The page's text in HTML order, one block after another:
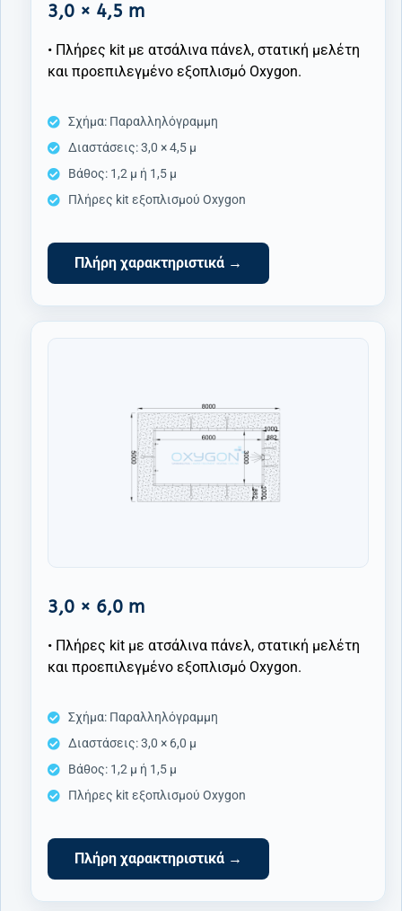
3,0 × 4,5 m
• Πλήρες kit με ατσάλινα πάνελ, στατική μελέτη
και προεπιλεγμένο εξοπλισμό Oxygon.
Σχήμα: Παραλληλόγραμμη
Διαστάσεις: 3,0 × 4,5 μ
Βάθος: 1,2 μ ή 1,5 μ
Πλήρες kit εξοπλισμού Oxygon
Πλήρη χαρακτηριστικά →
3,0 × 6,0 m
• Πλήρες kit με ατσάλινα πάνελ, στατική μελέτη
και προεπιλεγμένο εξοπλισμό Oxygon.
Σχήμα: Παραλληλόγραμμη
Διαστάσεις: 3,0 × 6,0 μ
Βάθος: 1,2 μ ή 1,5 μ
Πλήρες kit εξοπλισμού Oxygon
Πλήρη χαρακτηριστικά →